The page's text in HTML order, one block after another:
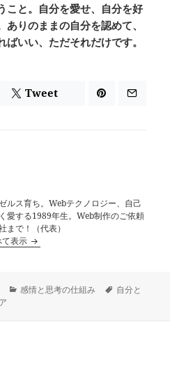
こと。自分を愛せ、自分を好
りのままの自分を認めて、
いい、ただそれだけです。
Tweet
ルス育ち。Webテクノロジー、自己
愛する1989年生。Web制作のご依頼
まで！（代表）
表示
カ
感情と思考の仕組み
タ
自分と